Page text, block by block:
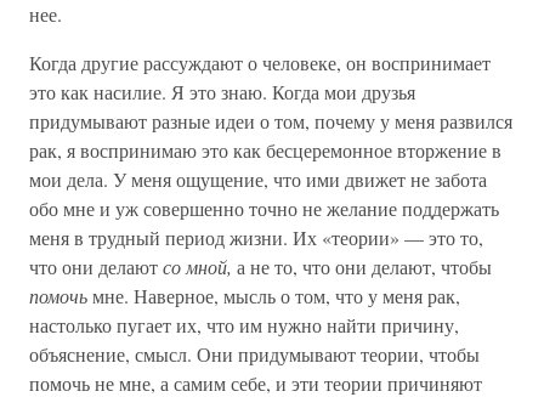
нее.
Когда другие рассуждают о человеке, он воспринимает
это как насилие. Я это знаю. Когда мои друзья
придумывают разные идеи о том, почему у меня развился
рак, я воспринимаю это как бесцеремонное вторжение в
мои дела. У меня ощущение, что ими движет не забота
обо мне и уж совершенно точно не желание поддержать
меня в трудный период жизни. Их «теории» — это то,
что они делаютсо мной, а не то, что они делают, чтобы
помочьмне. Наверное, мысль о том, что у меня рак,
настолько пугает их, что им нужно найти причину,
объяснение, смысл. Они придумывают теории, чтобы
помочь не мне, а самим себе, и эти теории причиняют